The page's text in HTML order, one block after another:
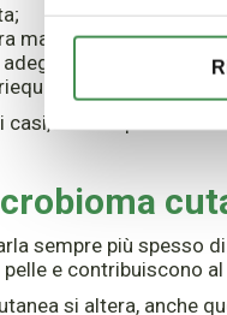
ma efficace;
solo quando
aiuta la pelle a
sempre più spesso
e contribuiscono
si altera, anche